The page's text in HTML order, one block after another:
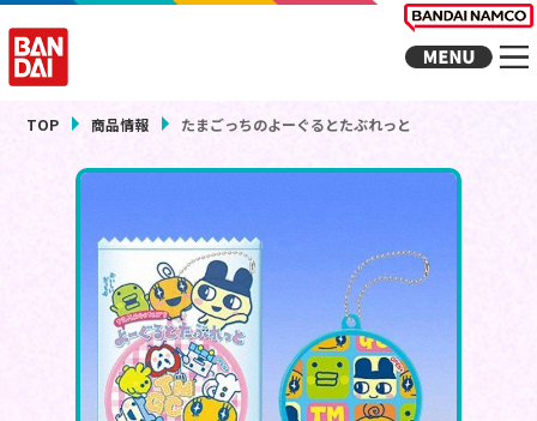
TOP 商品情報 たまごっちのよーぐるとたぶれっと